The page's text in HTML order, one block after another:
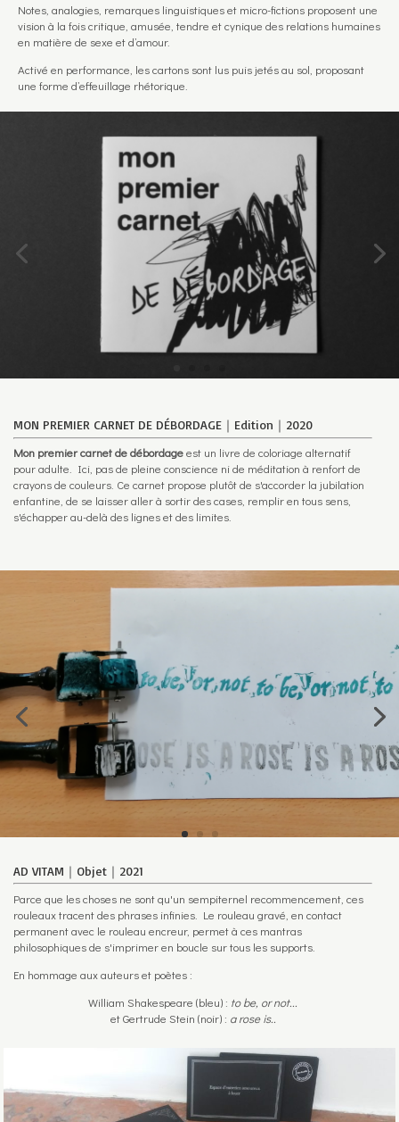
Notes, analogies, remarques linguistiques et micro-fictions proposent une
vision à la fois critique, amusée, tendre et cynique des relations humaines
en matière de sexe et d’amour.
Activé en performance, les cartons sont lus puis jetés au sol, proposant
une forme d’effeuillage rhétorique.
MON PREMIER CARNET DE DÉBORDAGE｜Edition｜2020
Mon premier carnet de débordageest un livre de coloriage alternatif
pour adulte. Ici, pas de pleine conscience ni de méditation à renfort de
crayons de couleurs. Ce carnet propose plutôt de s'accorder la jubilation
enfantine, de se laisser aller à sortir des cases, remplir en tous sens,
s'échapper au-delà des lignes et des limites.
AD VITAM｜Objet｜2021
Parce que les choses ne sont qu'un sempiternel recommencement, ces
rouleaux tracent des phrases infinies. Le rouleau gravé, en contact
permanent avec le rouleau encreur, permet à ces mantras
philosophiques de s'imprimer en boucle sur tous les supports.
En hommage aux auteurs et poètes :
William Shakespeare (bleu) : to be, or not...
et Gertrude Stein (noir) : a rose is..